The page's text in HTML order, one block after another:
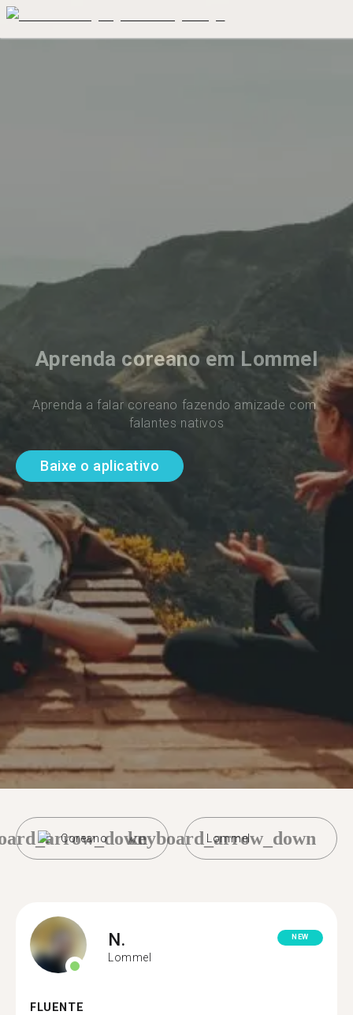
Aprenda coreano em Lommel
Aprenda a falar coreano fazendo amizade com
falantes nativos
Baixe o aplicativo
Coreano Lommel
keyboard_arrow_down
N.
Lommel
NEW
FLUENTE